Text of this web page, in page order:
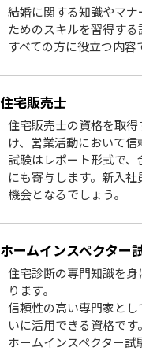
結婚に関する知識やマ
ためのスキルを習得す
すべての方に役立つ内容
住宅販売士
住宅販売士の資格を取
け、営業活動において信
試験はレポート形式で
にも寄与します。新入
機会となるでしょう。
ホームインスペクター
住宅診断の専門知識を
ります。
信頼性の高い専門家と
いに活用できる資格です。
ホームインスペクター